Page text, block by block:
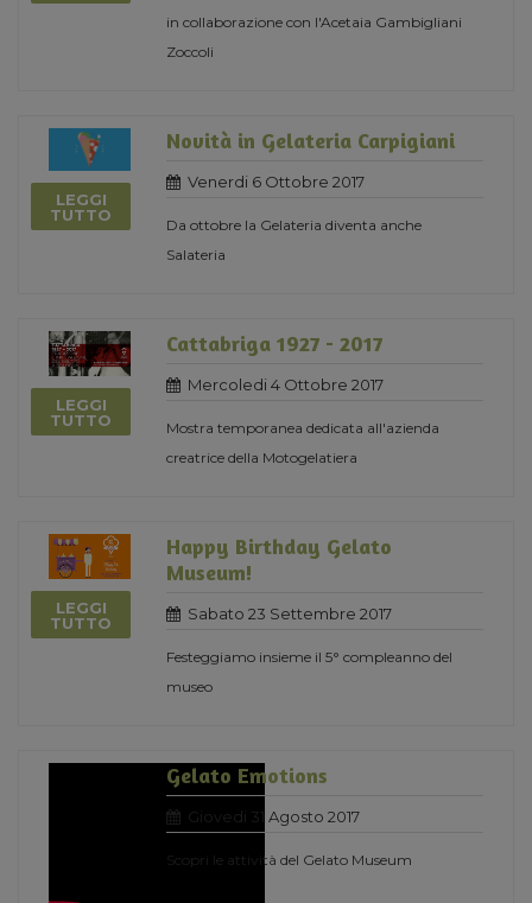
in collaborazione con l'Acetaia Gambigliani
Zoccoli
LEGGI
TUTTO
Novità in Gelateria Carpigiani
Venerdi 6 Ottobre 2017
Da ottobre la Gelateria diventa anche
Salateria
LEGGI
TUTTO
Cattabriga 1927 - 2017
Mercoledi 4 Ottobre 2017
Mostra temporanea dedicata all'azienda
creatrice della Motogelatiera
LEGGI
TUTTO
Happy Birthday Gelato
Museum!
Sabato 23 Settembre 2017
Festeggiamo insieme il 5° compleanno del
museo
Gelato Emotions
Giovedi 31 Agosto 2017
Scopri le attività del Gelato Museum